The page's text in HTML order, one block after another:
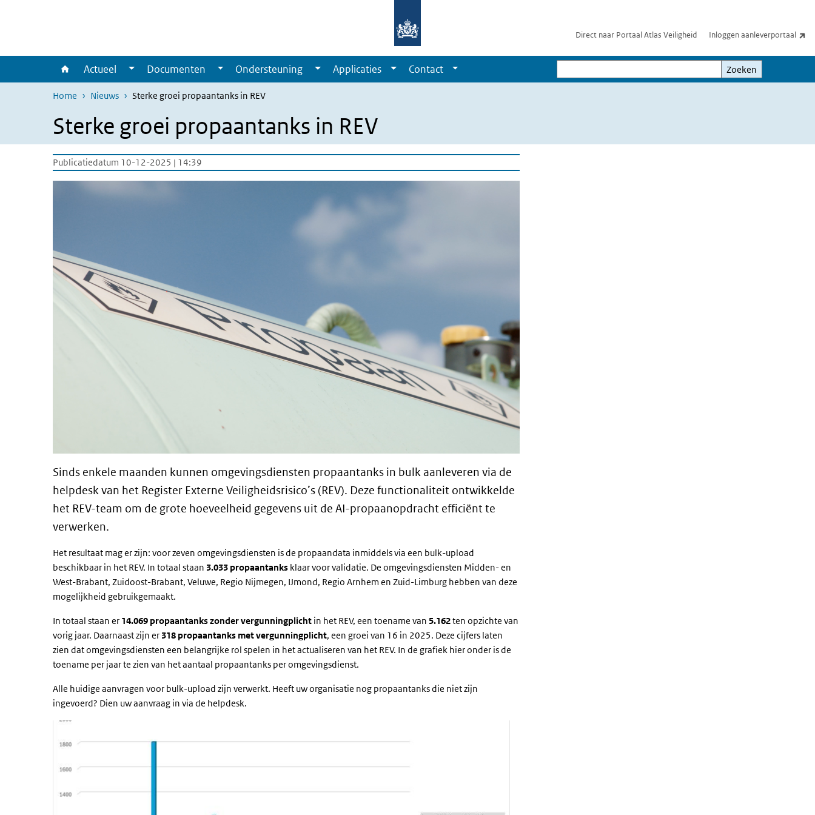
Direct naar Portaal Atlas Veiligheid Inloggen aanleverportaal
Actueel Documenten Ondersteuning Applicaties Contact
Zoeken
Zoeken
Home Nieuws Sterke groei propaantanks in REV
Sterke groei propaantanks in REV
Publicatiedatum 10-12-2025 | 14:39
Sinds enkele maanden kunnen omgevingsdiensten propaantanks in bulk aanleveren via de
helpdesk van het Register Externe Veiligheidsrisico’s (REV). Deze functionaliteit ontwikkelde
het REV-team om de grote hoeveelheid gegevens uit de AI-propaanopdracht efficiënt te
verwerken.
Het resultaat mag er zijn: voor zeven omgevingsdiensten is de propaandata inmiddels via een bulk-upload
beschikbaar in het REV. In totaal staan 3.033 propaantanks klaar voor validatie. De omgevingsdiensten Midden- en
West-Brabant, Zuidoost-Brabant, Veluwe, Regio Nijmegen, IJmond, Regio Arnhem en Zuid-Limburg hebben van deze
mogelijkheid gebruikgemaakt.
In totaal staan er 14.069 propaantanks zonder vergunningplicht in het REV, een toename van 5.162ten opzichte van
vorig jaar. Daarnaast zijn er 318 propaantanks met vergunningplicht, een groei van 16 in 2025. Deze cijfers laten
zien dat omgevingsdiensten een belangrijke rol spelen in het actualiseren van het REV. In de grafiek hier onder is de
toename per jaar te zien van het aantaal propaantanks per omgevingsdienst.
Alle huidige aanvragen voor bulk-upload zijn verwerkt. Heeft uw organisatie nog propaantanks die niet zijn
ingevoerd? Dien uw aanvraag in via de helpdesk.